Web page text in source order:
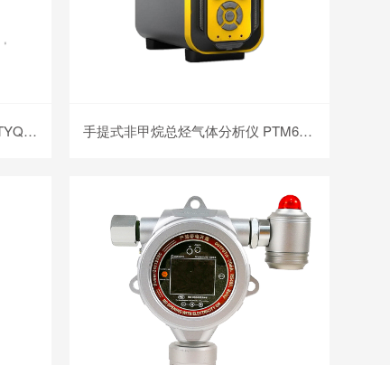
固定式非甲烷总烃气体检测仪 GTYQ-MIC-600-CxHy 手提式非甲烷总烃气体分析仪 PTM600-CxHy